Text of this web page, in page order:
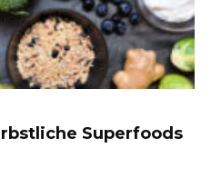
Superfoods